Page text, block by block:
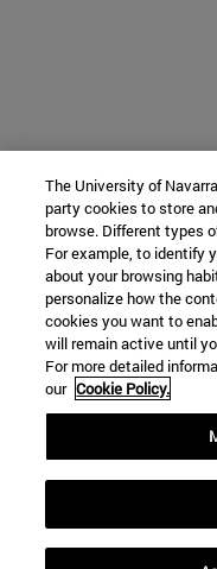
The University of
party cookies to store
browse. Different types
For example, to identify
about your browsing
personalize how the
cookies you want to
will remain active until
For more detailed
our Cookie Policy.